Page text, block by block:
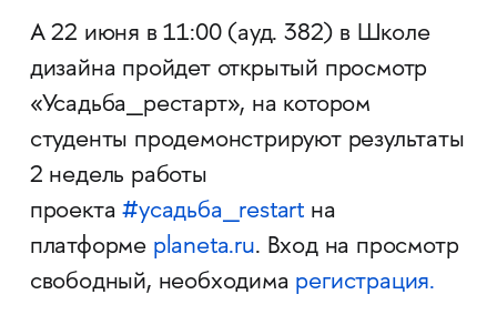
А 22 июня в 11:00 (ауд. 382) в Школе
дизайна пройдет открытый просмотр
«Усадьба_рестарт», на котором
студенты продемонстрируют результаты
2 недель работы
проекта#усадьба_restart на
платформе planeta.ru. Вход на просмотр
свободный, необходима регистрация.